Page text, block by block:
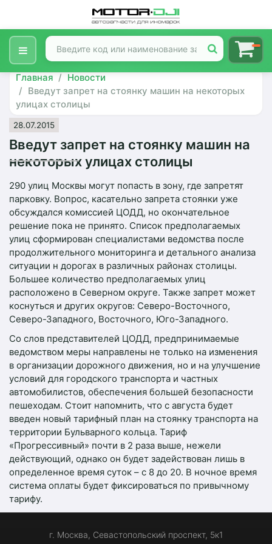
Главная
Новости
Введут запрет на стоянку машин на некоторых
улицах столицы
28.07.2015
Введут запрет на стоянку машин на
некоторых улицах столицы
290 улиц Москвы могут попасть в зону, где запретят
парковку. Вопрос, касательно запрета стоянки уже
обсуждался комиссией ЦОДД, но окончательное
решение пока не принято. Список предполагаемых
улиц сформирован специалистами ведомства после
продолжительного мониторинга и детального анализа
ситуации н дорогах в различных районах столицы.
Большее количество предполагаемых улиц
расположено в Северном округе. Также запрет может
коснуться и других округов: Северо-Восточного,
Северо-Западного, Восточного, Юго-Западного.
Со слов представителей ЦОДД, предпринимаемые
ведомством меры направлены не только на изменения
в организации дорожного движения, но и на улучшение
условий для городского транспорта и частных
автомобилистов, обеспечения большей безопасности
пешеходам. Стоит напомнить, что с августа будет
введен новый тарифный план на стоянку транспорта на
территории Бульварного кольца. Тариф
«Прогрессивный» почти в 2 раза выше, нежели
действующий, однако он будет задействован лишь в
определенное время суток – с 8 до 20. В ночное время
система оплаты будет фиксироваться по привычному
тарифу.
г. Москва, Севастопольский проспект, 5к1